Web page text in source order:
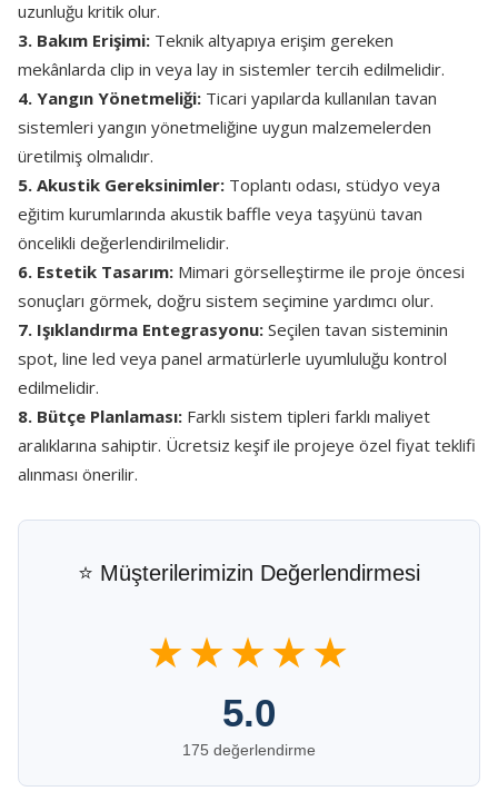
uzunluğu kritik olur.
3. Bakım Erişimi: Teknik altyapıya erişim gereken
mekânlarda clip in veya lay in sistemler tercih edilmelidir.
4. Yangın Yönetmeliği: Ticari yapılarda kullanılan tavan
sistemleri yangın yönetmeliğine uygun malzemelerden
üretilmiş olmalıdır.
5. Akustik Gereksinimler: Toplantı odası, stüdyo veya
eğitim kurumlarında akustik baffle veya taşyünü tavan
öncelikli değerlendirilmelidir.
6. Estetik Tasarım: Mimari görselleştirme ile proje öncesi
sonuçları görmek, doğru sistem seçimine yardımcı olur.
7. Işıklandırma Entegrasyonu: Seçilen tavan sisteminin
spot, line led veya panel armatürlerle uyumluluğu kontrol
edilmelidir.
8. Bütçe Planlaması: Farklı sistem tipleri farklı maliyet
aralıklarına sahiptir. Ücretsiz keşif ile projeye özel fiyat teklifi
alınması önerilir.
⭐ Müşterilerimizin Değerlendirmesi
★★★★★
5.0
175 değerlendirme